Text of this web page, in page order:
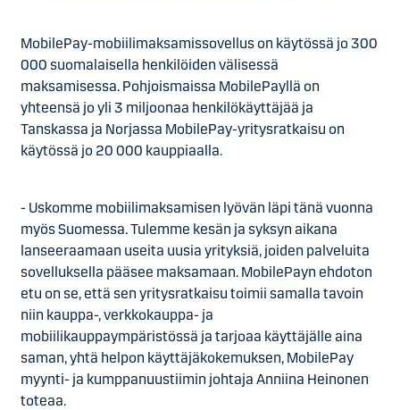
MobilePay-mobiilimaksamissovellus on käytössä jo 300
000 suomalaisella henkilöiden välisessä
maksamisessa. Pohjoismaissa MobilePayllä on
yhteensä jo yli 3 miljoonaa henkilökäyttäjää ja
Tanskassa ja Norjassa MobilePay-yritysratkaisu on
käytössä jo 20 000 kauppiaalla.
- Uskomme mobiilimaksamisen lyövän läpi tänä vuonna
myös Suomessa. Tulemme kesän ja syksyn aikana
lanseeraamaan useita uusia yrityksiä, joiden palveluita
sovelluksella pääsee maksamaan. MobilePayn ehdoton
etu on se, että sen yritysratkaisu toimii samalla tavoin
niin kauppa-, verkkokauppa- ja
mobiilikauppaympäristössä ja tarjoaa käyttäjälle aina
saman, yhtä helpon käyttäjäkokemuksen, MobilePay
myynti- ja kumppanuustiimin johtaja Anniina Heinonen
toteaa.